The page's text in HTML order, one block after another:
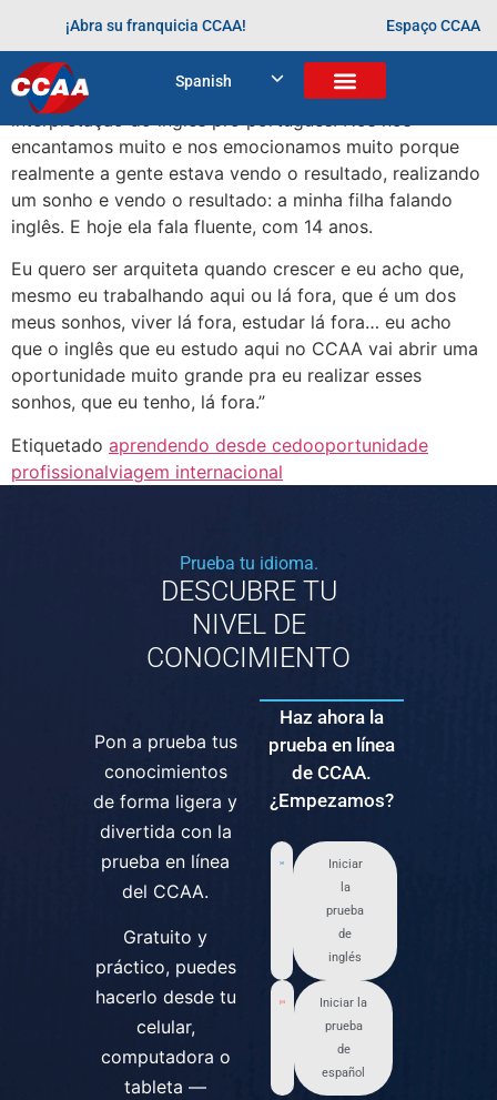
¡Abra su franquicia CCAA! Espaço CCAA
Spanish
“Quando eu vi a Lívia falando inglês, assim, aos 10 anos
de idade, mais precisamente, foi quando nós estávamos
na Disney, e eu e meu esposo, que não sabemos muito
inglês e ela descrevendo pra gente, fazendo a
interpretação do inglês pro português. Nós nos
encantamos muito e nos emocionamos muito porque
realmente a gente estava vendo o resultado, realizando
um sonho e vendo o resultado: a minha filha falando
inglês. E hoje ela fala fluente, com 14 anos.
Eu quero ser arquiteta quando crescer e eu acho que,
mesmo eu trabalhando aqui ou lá fora, que é um dos
meus sonhos, viver lá fora, estudar lá fora… eu acho
que o inglês que eu estudo aqui no CCAA vai abrir uma
oportunidade muito grande pra eu realizar esses
sonhos, que eu tenho, lá fora.”
Etiquetado aprendendo desde cedooportunidade
profissionalviagem internacional
Prueba tu idioma.
DESCUBRE TU
NIVEL DE
CONOCIMIENTO
Pon a prueba tus
conocimientos
de forma ligera y
divertida con la
prueba en línea
del CCAA.
Gratuito y
práctico, puedes
hacerlo desde tu
celular,
computadora o
tableta —
Haz ahora la
prueba en línea
de CCAA.
¿Empezamos?
Iniciar
la
prueba
de
inglés
Iniciar la
prueba
de
español